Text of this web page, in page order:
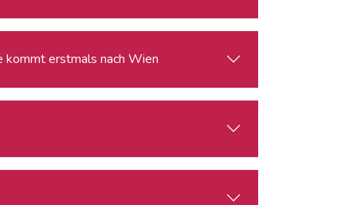
kommt erstmals nach Wien